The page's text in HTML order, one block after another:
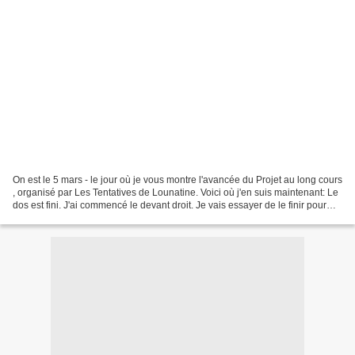
On est le 5 mars - le jour où je vous montre l'avancée du Projet au long cours
, organisé par Les Tentatives de Lounatine. Voici où j'en suis maintenant: Le
dos est fini. J'ai commencé le devant droit. Je vais essayer de le finir pour